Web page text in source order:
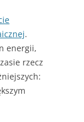
.
energii,
rzecz